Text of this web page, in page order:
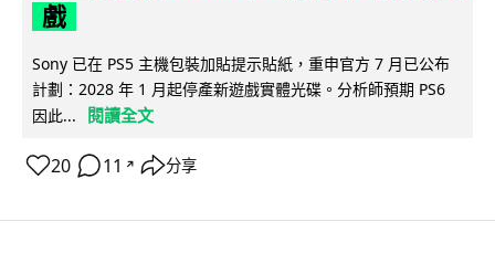
戲
Sony 已在 PS5 主機包裝加貼提示貼紙，重申官方 7 月已公布
計劃：2028 年 1 月起停產新遊戲實體光碟。分析師預期 PS6
因此...
閱讀全文
20 11 ↗ 分享